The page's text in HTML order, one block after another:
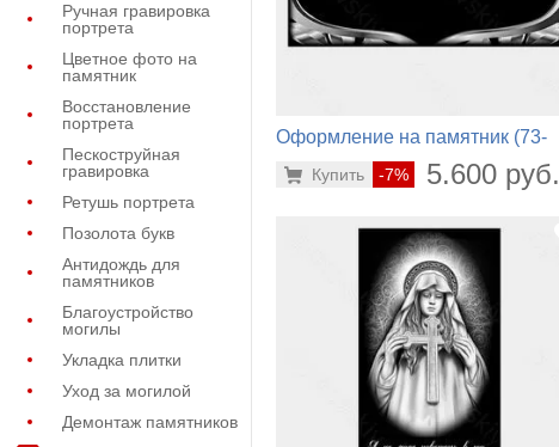
Ручная гравировка
портрета
Цветное фото на
памятник
Восстановление
портрета
Пескоструйная
гравировка
Ретушь портрета
Позолота букв
Антидождь для
памятников
Благоустройство
могилы
Укладка плитки
Уход за могилой
Демонтаж памятников
Оформление на памятник (73-
-7% 5.600 руб.
Купить